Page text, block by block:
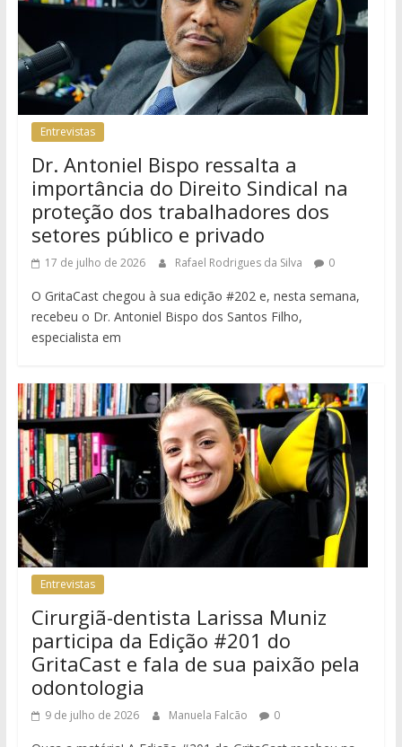
Entrevistas
Dr. Antoniel Bispo ressalta a
importância do Direito Sindical na
proteção dos trabalhadores dos
setores público e privado
17 de julho de 2026 Rafael Rodrigues da Silva 0
O GritaCast chegou à sua edição #202 e, nesta semana,
recebeu o Dr. Antoniel Bispo dos Santos Filho,
especialista em
Entrevistas
Cirurgiã-dentista Larissa Muniz
participa da Edição #201 do
GritaCast e fala de sua paixão pela
odontologia
9 de julho de 2026 Manuela Falcão 0